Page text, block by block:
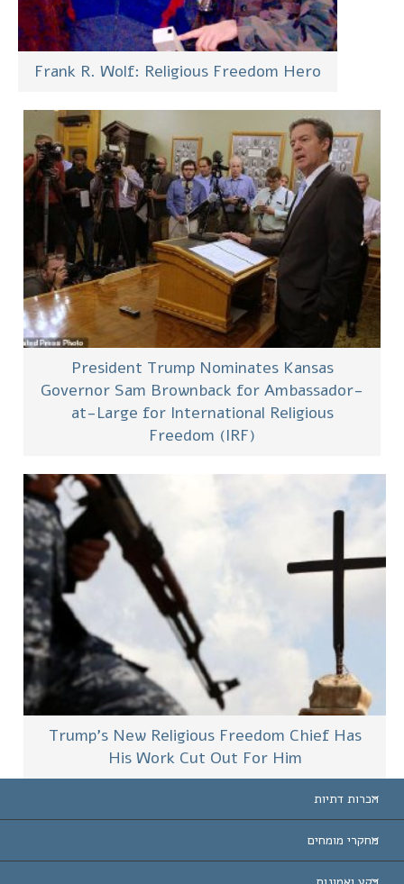
Frank R. Wolf: Religious Freedom Hero
President Trump Nominates Kansas
Governor Sam Brownback for Ambassador-
at-Large for International Religious
Freedom (IRF)
Trump’s New Religious Freedom Chief Has
His Work Cut Out For Him
הכרות דתיות
הברית
עולמיות
מחקרי מומחים
לפי קטגוריה